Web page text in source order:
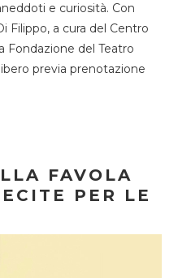
e curiosità. Con
Filippo, a cura del Centro
Fondazione del Teatro
previa prenotazione
FAVOLA
PER LE